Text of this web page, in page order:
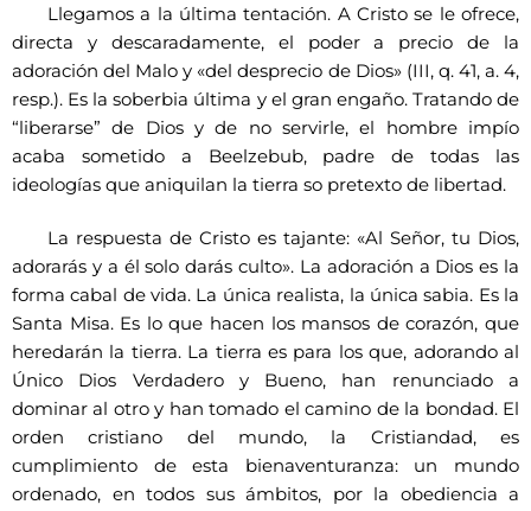
Llegamos a la última tentación. A Cristo se le ofrece,
directa y descaradamente, el poder a precio de la
adoración del Malo y «del desprecio de Dios» (III, q. 41, a. 4,
resp.). Es la soberbia última y el gran engaño. Tratando de
“liberarse” de Dios y de no servirle, el hombre impío
acaba sometido a Beelzebub, padre de todas las
ideologías que aniquilan la tierra so pretexto de libertad.
La respuesta de Cristo es tajante: «Al Señor, tu Dios,
adorarás y a él solo darás culto». La adoración a Dios es la
forma cabal de vida. La única realista, la única sabia. Es la
Santa Misa. Es lo que hacen los mansos de corazón, que
heredarán la tierra. La tierra es para los que, adorando al
Único Dios Verdadero y Bueno, han renunciado a
dominar al otro y han tomado el camino de la bondad. El
orden cristiano del mundo, la Cristiandad, es
cumplimiento de esta bienaventuranza: un mundo
ordenado, en todos sus ámbitos, por la obediencia a